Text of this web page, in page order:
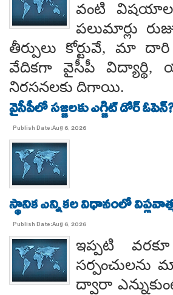
వంటి
పలుమార్లు
తీర్పులు కోర్టువే, మా
వేదికగా వైసీపీ విద్యార్థి,
నిరసనలకు దిగాయి.
వైసీపీలో సజ్జలకు ఎగ్జిట్ డోర్
Publish Date:Aug 6, 2026
స్థానిక ఎన్నికల విధానంలో
Publish Date:Aug 6, 2026
ఇప్పటి
సర్పంచులను
ద్వారా